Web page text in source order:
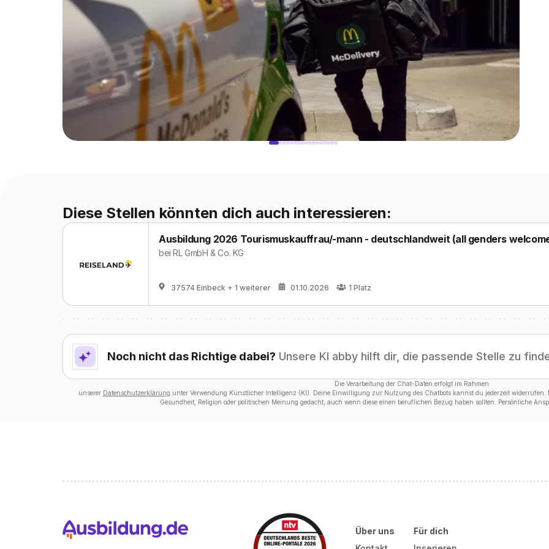
Diese Stellen könnten dich auch interessieren:
Ausbildung 2026 Tourismuskauffrau/-mann - deutschlandweit (all genders
beiRL GmbH & Co. KG
37574 Einbeck + 1 weiterer 01.10.2026 1 Platz
Noch nicht das Richtige dabei? Unsere KI abby hilft dir, die passende Stelle zu
Die Verarbeitung der Chat-Daten erfolgt im Rahmen
unserer Datenschutzerklärung unter Verwendung Künstlicher Intelligenz (KI). Deine Einwilligung zur Nutzung des Chatbots kannst du jederzeit
Gesundheit, Religion oder politischen Meinung gedacht, auch wenn diese einen beruflichen Bezug haben sollten. Persönliche
Über uns
Für dich